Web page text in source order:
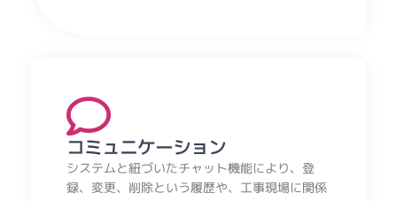
コミュニケーション
システムと紐づいたチャット機能により、登
録、変更、削除という履歴や、工事現場に関係